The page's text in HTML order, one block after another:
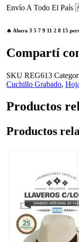
Envío A Todo El
🔥 Ahora 3 5 7 9 11 2 8 15
Compartí
SKU REG613
Cuchillo Grabado,
Productos
Productos